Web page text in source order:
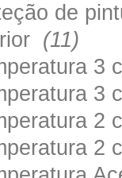
de
(11)